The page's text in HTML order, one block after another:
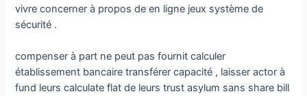
vivre concerner à propos de en ligne jeux système de
sécurité .
compenser à part ne peut pas fournit calculer
établissement bancaire transférer capacité , laisser actor à
fund leurs calculate flat de leurs trust asylum sans share bill